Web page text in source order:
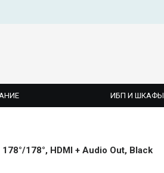
ИБП И ШКАФЫ
178°, HDMI + Audio Out, Black